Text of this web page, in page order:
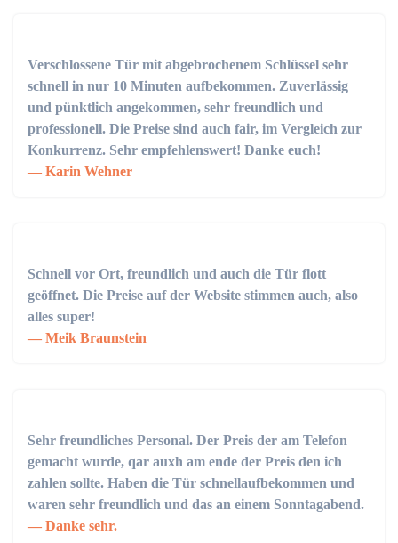
Verschlossene Tür mit abgebrochenem Schlüssel sehr
schnell in nur 10 Minuten aufbekommen. Zuverlässig
und pünktlich angekommen, sehr freundlich und
professionell. Die Preise sind auch fair, im Vergleich zur
Konkurrenz. Sehr empfehlenswert! Danke euch!
Karin Wehner
Schnell vor Ort, freundlich und auch die Tür flott
geöffnet. Die Preise auf der Website stimmen auch, also
alles super!
Meik Braunstein
Sehr freundliches Personal. Der Preis der am Telefon
gemacht wurde, qar auxh am ende der Preis den ich
zahlen sollte. Haben die Tür schnellaufbekommen und
waren sehr freundlich und das an einem Sonntagabend.
Danke sehr.